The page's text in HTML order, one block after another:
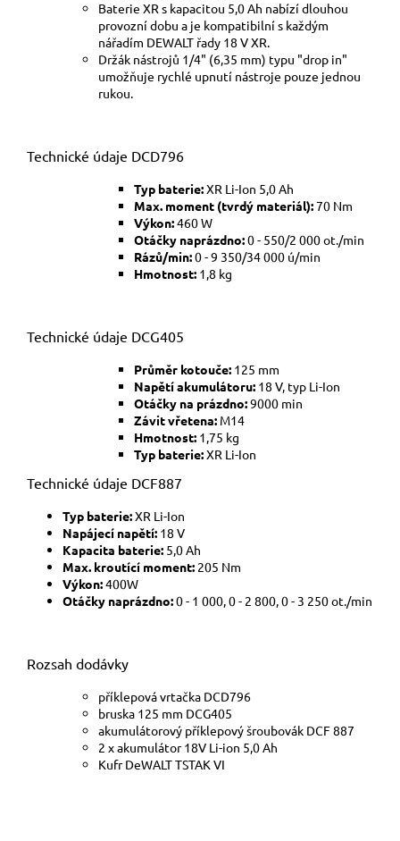
Baterie XR s kapacitou 5,0 Ah nabízí dlouhou
provozní dobu a je kompatibilní s každým
nářadím DEWALT řady 18 V XR.
Držák nástrojů 1/4" (6,35 mm) typu "drop in"
umožňuje rychlé upnutí nástroje pouze jednou
rukou.
Technické údaje DCD796
Typ baterie:XR Li-Ion 5,0 Ah
Max. moment (tvrdý materiál):70 Nm
Výkon:460 W
Otáčky naprázdno:0 - 550/2 000 ot./min
Rázů/min:0 - 9 350/34 000 ú/min
Hmotnost: 1,8 kg
Technické údaje DCG405
Průměr kotouče: 125 mm
Napětí akumulátoru: 18 V, typ Li-Ion
Otáčky na prázdno:9000 min
Závit vřetena: M14
Hmotnost: 1,75 kg
Typ baterie:XR Li-Ion
Technické údaje DCF887
Typ baterie:XR Li-Ion
Napájecí napětí: 18 V
Kapacita baterie: 5,0 Ah
Max. kroutící moment: 205 Nm
Výkon:400W
Otáčky naprázdno:0 - 1 000, 0 - 2 800, 0 - 3 250 ot./min
Rozsah dodávky
příklepová vrtačka DCD796
bruska 125 mm DCG405
akumulátorový příklepový šroubovák DCF 887
2 x akumulátor 18V Li-ion 5,0 Ah
Kufr DeWALT TSTAK VI